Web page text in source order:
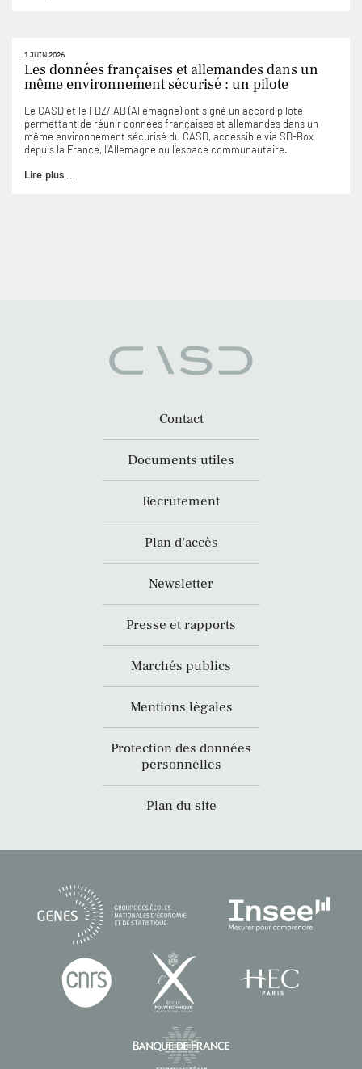
1 JUIN 2026
Les données françaises et allemandes dans un
même environnement sécurisé : un pilote
Le CASD et le FDZ/IAB (Allemagne) ont signé un accord pilote
permettant de réunir données françaises et allemandes dans un
même environnement sécurisé du CASD, accessible via SD-Box
depuis la France, l’Allemagne ou l’espace communautaire.
Lire plus ...
Contact
Documents utiles
Recrutement
Plan d’accès
Newsletter
Presse et rapports
Marchés publics
Mentions légales
Protection des données
personnelles
Plan du site